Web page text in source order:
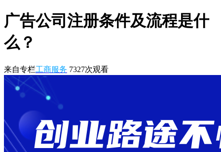
广告公司注册条件及流程是什
么？
来自专栏工商服务 7327次观看